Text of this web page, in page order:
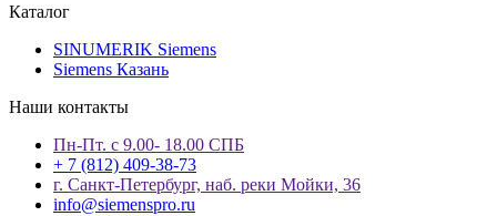
Каталог
SINUMERIK Siemens
Siemens Казань
Наши контакты
Пн-Пт. с 9.00- 18.00 СПБ
+ 7 (812) 409-38-73
г. Санкт-Петербург, наб. реки Мойки, 36
info@siemenspro.ru